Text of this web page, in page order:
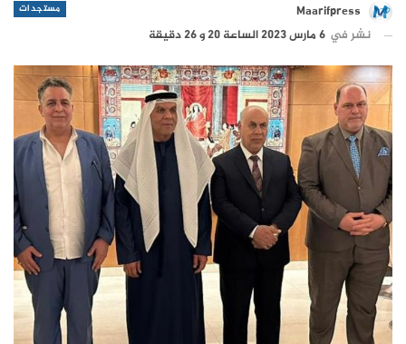
مستجدات
Maarifpress
نشر في 6 مارس 2023 الساعة 20 و 26 دقيقة